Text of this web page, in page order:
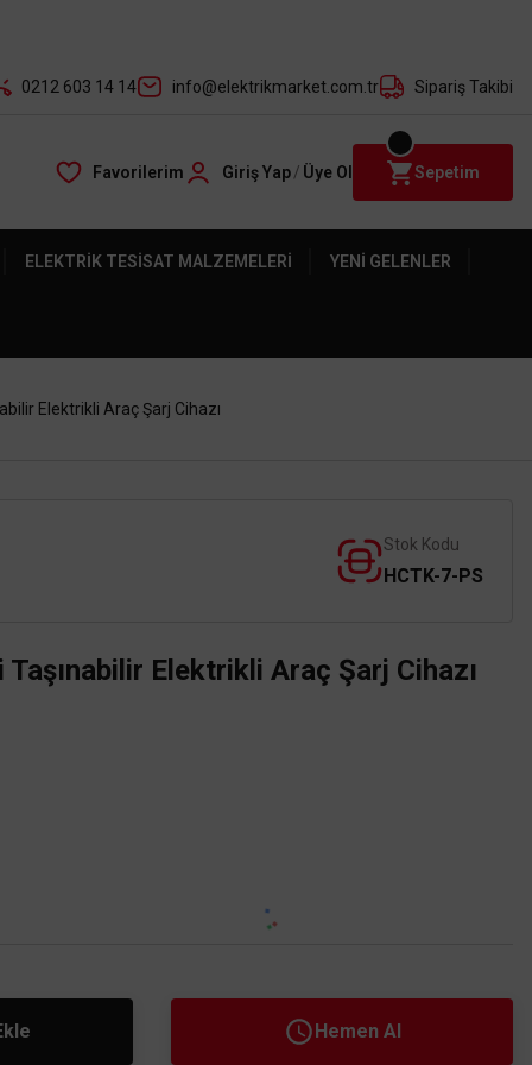
0212 603 14 14 info@elektrikmarket.com.tr Sipariş Takibi
Favorilerim Giriş Yap/ Üye Ol Sepetim
ELEKTRIK TESISAT MALZEMELERI YENI GELENLER
Elektrikli Araç Şarj Cihazı
Stok Kodu
HCTK-7-PS
Elektrikli Araç Şarj Cihazı
Hemen Al